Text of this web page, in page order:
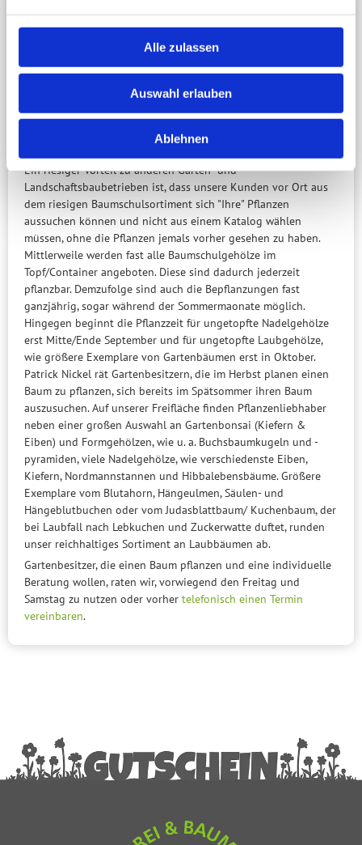
Alle zulassen
Auswahl erlauben
Ablehnen
Kleinere Projekte können meist mit Hilfe von Skizzen,
Lageplänen und/oder Fotos, die die Gartenbesitzer mitbringen,
Gartenbau Ing. Patrick Nickel auch Beratungen vor Ort durch.
Spezielle Wünsche und Vorstellungen, sowie den Ablauf einer
solchen Beratung und die Terminabstimmung werden dann im
Ein riesiger Vorteil zu anderen Garten- und
Landschaftsbaubetrieben ist, dass unsere Kunden vor Ort aus
dem riesigen Baumschulsortiment sich "Ihre" Pflanzen
aussuchen können und nicht aus einem Katalog wählen
müssen, ohne die Pflanzen jemals vorher gesehen zu haben.
Mittlerweile werden fast alle Baumschulgehölze im
Topf/Container angeboten. Diese sind dadurch jederzeit
pflanzbar. Demzufolge sind auch die Bepflanzungen fast
ganzjährig, sogar während der Sommermaonate möglich.
Hingegen beginnt die Pflanzzeit für ungetopfte Nadelgehölze
erst Mitte/Ende September und für ungetopfte Laubgehölze,
wie größere Exemplare von Gartenbäumen erst in Oktober.
Patrick Nickel rät Gartenbesitzern, die im Herbst planen einen
Baum zu pflanzen, sich bereits im Spätsommer ihren Baum
auszusuchen. Auf unserer Freifläche finden Pflanzenliebhaber
neben einer großen Auswahl an Gartenbonsai (Kiefern &
Eiben) und Formgehölzen, wie u. a. Buchsbaumkugeln und -
pyramiden, viele Nadelgehölze, wie verschiedenste Eiben,
Kiefern, Nordmannstannen und Hibbalebensbäume. Größere
Exemplare vom Blutahorn, Hängeulmen, Säulen- und
Hängeblutbuchen oder vom Judasblattbaum/ Kuchenbaum, der
bei Laubfall nach Lebkuchen und Zuckerwatte duftet, runden
unser reichhaltiges Sortiment an Laubbäumen ab.
Gartenbesitzer, die einen Baum pflanzen und eine individuelle
Beratung wollen, raten wir, vorwiegend den Freitag und
Samstag zu nutzen oder vorher telefonisch einen Termin
vereinbaren.